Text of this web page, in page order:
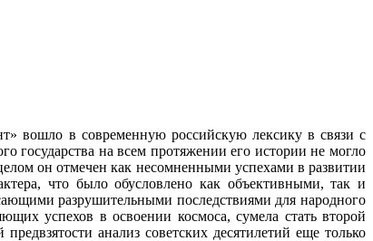
вошло в современную российскую лексику в связи с
государства на всем протяжении его истории не могло
он отмечен как несомненными успехами в развитии
что было обусловлено как объективными, так и
разрушительными последствиями для народного
успехов в освоении космоса, сумела стать второй
анализ советских десятилетий еще только